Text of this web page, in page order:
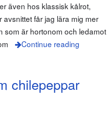
även hos klassisk kålrot,
får jag lära mig mer
som är hortonom och ledamot
Continue reading
chilepeppar